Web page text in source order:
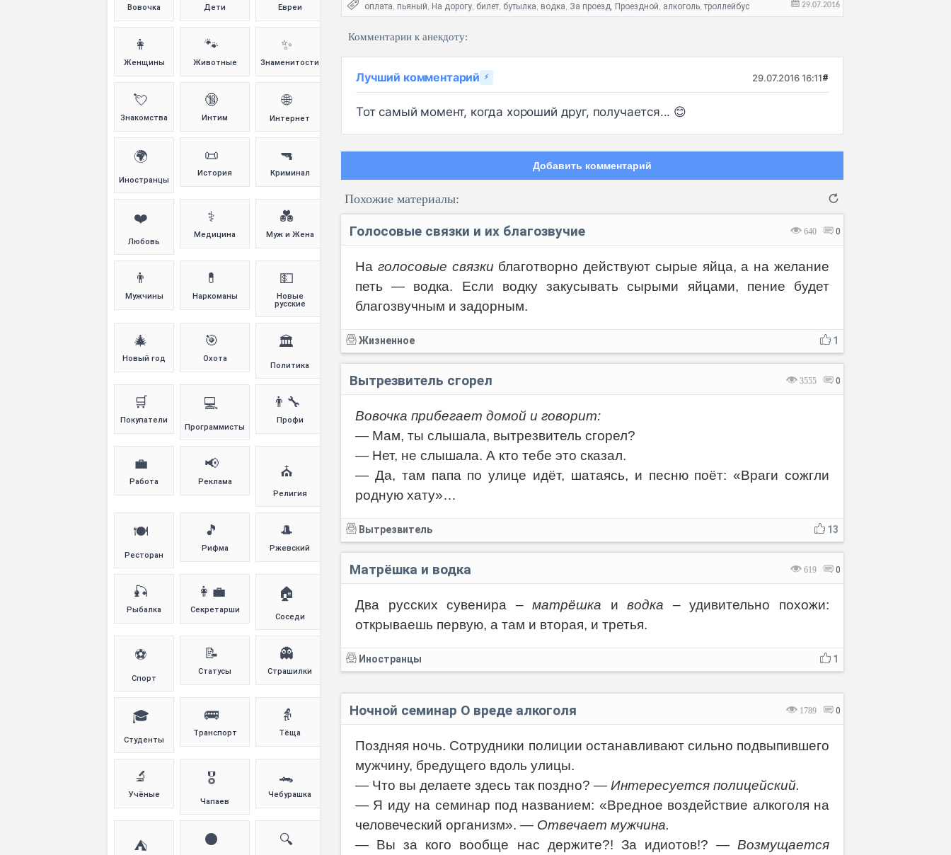
29.07.2016
оплата, пьяный, На дорогу, билет, бутылка, водка, За проезд, Проездной, алкоголь,троллейбус
Комментарии к анекдоту:
Лучший комментарий ⚡ 29.07.2016 16:11#
Тот самый момент, когда хороший друг, получается... 😊
Добавить комментарий
Отправить
Похожие материалы:
640 0
Голосовые связки и их благозвучие
На голосовые связки благотворно действуют сырые яйца, а на желание
петь — водка. Если водку закусывать сырыми яйцами, пение будет
благозвучным и задорным.
1
Жизненное
3555 0
Вытрезвитель сгорел
Вовочка прибегает домой и говорит:
— Мам, ты слышала, вытрезвитель сгорел?
— Нет, не слышала. А кто тебе это сказал.
— Да, там папа по улице идёт, шатаясь, и песню поёт: «Враги сожгли
родную хату»…
13
Вытрезвитель
619 0
Матрёшка и водка
Два русских сувенира –матрёшка иводка – удивительно похожи:
открываешь первую, а там и вторая, и третья.
1
Иностранцы
1789 0
Ночной семинар О вреде алкоголя
Поздняя ночь. Сотрудники полиции останавливают сильно подвыпившего
мужчину, бредущего вдоль улицы.
— Что вы делаете здесь так поздно? — Интересуется полицейский.
— Я иду на семинар под названием: «Вредное воздействие алкоголя на
человеческий организм». — Отвечает мужчина.
— Вы за кого вообще нас держите?! За идиотов!? — Возмущается
Вовочка Дети Евреи
👩
Женщины
🐾
Животные
✨
Знаменитости
💘
Знакомства
🔞
Интим
🌐
Интернет
🌍
Иностранцы
📜
История
🔫
Криминал
❤️
Любовь
⚕️
Медицина
💑
Муж и Жена
👨
Мужчины
💊
Наркоманы
💵
Новые
русские
🎄
Новый год
🎯
Охота
🏛️
Политика
🛒
Покупатели
💻
Программисты
👨‍🔧
Профи
💼
Работа
📢
Реклама
⛪
Религия
🍽️
Ресторан
🎵
Рифма
🎩
Ржевский
🎣
Рыбалка
👩‍💼
Секретарши
🏠
Соседи
⚽
Спорт
📝
Статусы
👻
Страшилки
🎓
Студенты
🚌
Транспорт
👵
Тёща
🔬
Учёные
🎖️
Чапаев
🐊
Чебурашка
⛺ ⚫ 🔍